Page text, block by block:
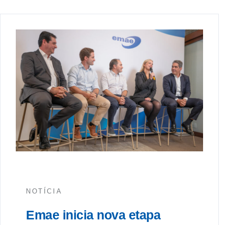
NOTÍCIA
Emae inicia nova etapa